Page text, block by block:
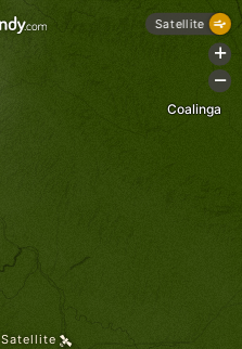
Coalinga
Satellite
Satellite
+
-